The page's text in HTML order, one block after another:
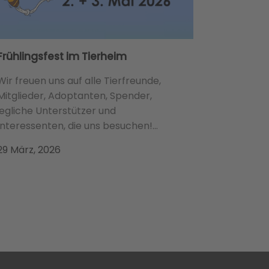
im Tierheim
freuen uns auf alle Tierfreunde,
Adoptanten, Spender,
Unterstützer und
die uns besuchen!...
März, 2026